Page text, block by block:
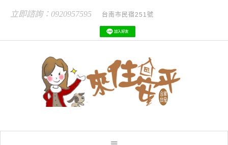
立即諮詢：0920957595 台南市民宿251號